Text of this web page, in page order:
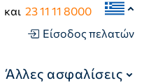
και 23 11 11 8000
Είσοδος πελατών
Άλλες ασφαλίσεις